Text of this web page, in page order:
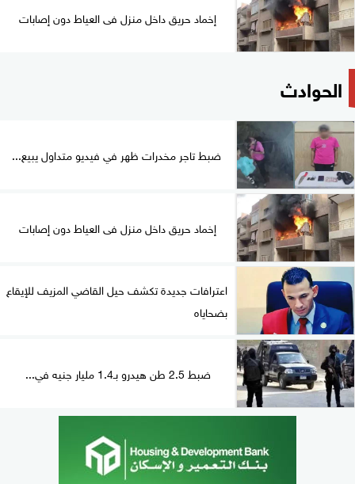
إخماد حريق داخل منزل فى العياط دون إصابات
الحوادث
ضبط تاجر مخدرات ظهر في فيديو متداول يبيع...
إخماد حريق داخل منزل فى العياط دون إصابات
اعترافات جديدة تكشف حيل القاضي المزيف للإيقاع
بضحاياه
ضبط 2.5 طن هيدرو بـ1.4 مليار جنيه في...